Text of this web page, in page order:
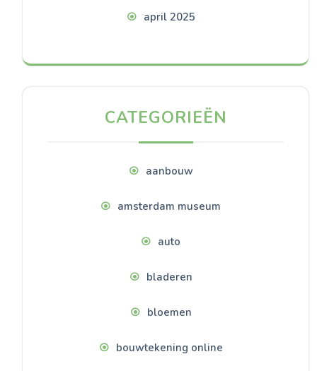
april 2025
CATEGORIEËN
aanbouw
amsterdam museum
auto
bladeren
bloemen
bouwtekening online